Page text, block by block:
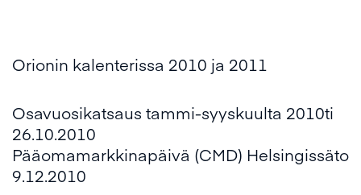
Orionin kalenterissa 2010 ja 2011
Osavuosikatsaus tammi-syyskuulta 2010ti
26.10.2010
Pääomamarkkinapäivä (CMD) Helsingissäto
9.12.2010